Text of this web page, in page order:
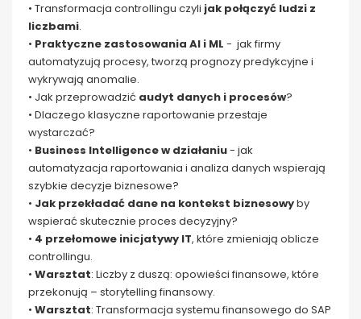
• Transformacja controllingu czyli jak połączyć ludzi z
liczbami.
• Praktyczne zastosowania AI i ML - jak firmy
automatyzują procesy, tworzą prognozy predykcyjne i
wykrywają anomalie.
• Jak przeprowadzić audyt danych i procesów?
• Dlaczego klasyczne raportowanie przestaje
wystarczać?
• Business Intelligence w działaniu- jak
automatyzacja raportowania i analiza danych wspierają
szybkie decyzje biznesowe?
• Jak przekładać dane na kontekst biznesowyby
wspierać skutecznie proces decyzyjny?
• 4 przełomowe inicjatywy IT, które zmieniają oblicze
controllingu.
• Warsztat: Liczby z duszą: opowieści finansowe, które
przekonują – storytelling finansowy.
• Warsztat: Transformacja systemu finansowego do SAP